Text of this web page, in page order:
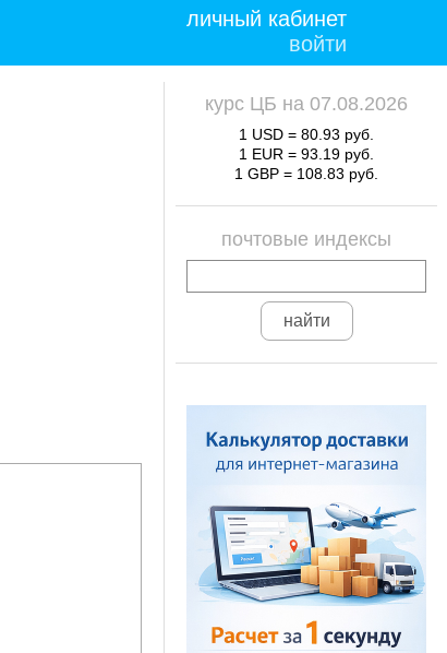
личный кабинет
войти
курс ЦБ на 07.08.2026
1 USD = 80.93 руб.
1 EUR = 93.19 руб.
1 GBP = 108.83 руб.
почтовые индексы